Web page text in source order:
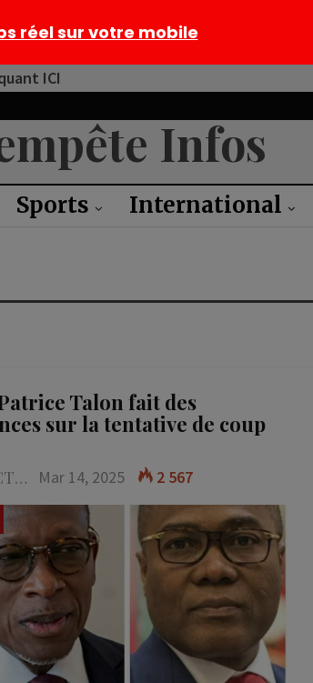
ICI
Sports International
Talon fait des
sur la tentative de coup
LA REDACTION Mar 14, 2025
2 567
réel sur votre mobile